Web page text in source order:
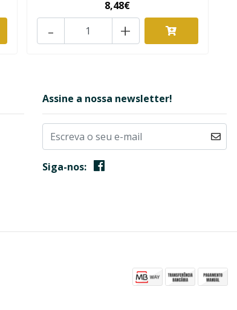
8,48€
+
-
Assine a nossa newsletter!
Siga-nos: